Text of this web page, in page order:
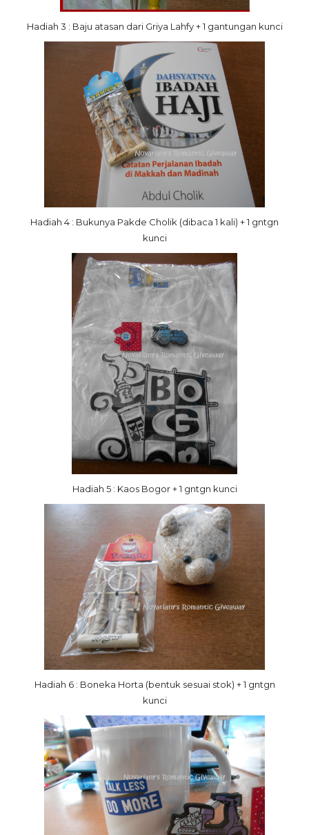
Hadiah 3 : Baju atasan dari Griya Lahfy + 1 gantungan kunci
Hadiah 4 : Bukunya Pakde Cholik (dibaca 1 kali) + 1 gntgn
kunci
Hadiah 5 : Kaos Bogor + 1 gntgn kunci
Hadiah 6 : Boneka Horta (bentuk sesuai stok) + 1 gntgn
kunci